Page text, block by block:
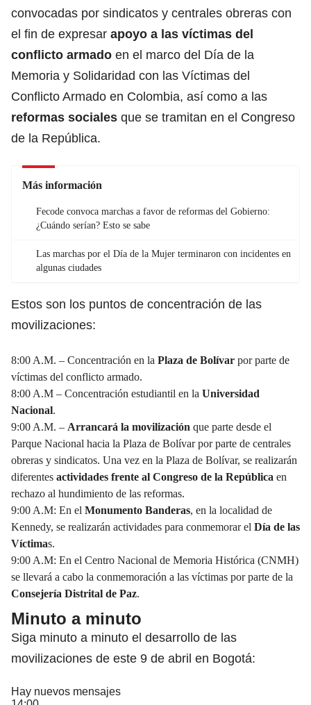
convocadas por sindicatos y centrales obreras con
el fin de expresar apoyo a las víctimas del
conflicto armado en el marco del Día de la
Memoria y Solidaridad con las Víctimas del
Conflicto Armado en Colombia, así como a las
reformas sociales que se tramitan en el Congreso
de la República.
Más información
Fecode convoca marchas a favor de reformas del Gobierno:
¿Cuándo serían? Esto se sabe
Las marchas por el Día de la Mujer terminaron con incidentes en
algunas ciudades
Estos son los puntos de concentración de las
movilizaciones:
8:00 A.M. – Concentración en la Plaza de Bolívar por parte de
víctimas del conflicto armado.
8:00 A.M – Concentración estudiantil en la Universidad
Nacional.
9:00 A.M. – Arrancará la movilización que parte desde el
Parque Nacional hacia la Plaza de Bolívar por parte de centrales
obreras y sindicatos. Una vez en la Plaza de Bolívar, se realizarán
diferentes actividades frente al Congreso de la República en
rechazo al hundimiento de las reformas.
9:00 A.M: En el Monumento Banderas, en la localidad de
Kennedy, se realizarán actividades para conmemorar el Día de las
Víctimas.
9:00 A.M: En el Centro Nacional de Memoria Histórica (CNMH)
se llevará a cabo la conmemoración a las víctimas por parte de la
Consejería Distrital de Paz.
Minuto a minuto
Siga minuto a minuto el desarrollo de las
movilizaciones de este 9 de abril en Bogotá:
Hay nuevos mensajes